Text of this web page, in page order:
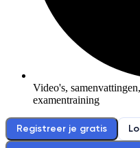
Video's,
examentraining
Registreer je gratis